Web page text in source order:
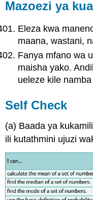
Mazoezi ya
Eleza kwa
maana, wastani,
Fanya mfano wa
maisha yako.
ueleze kile
Self Check
(a) Baada ya
ili kutathmini ujuzi